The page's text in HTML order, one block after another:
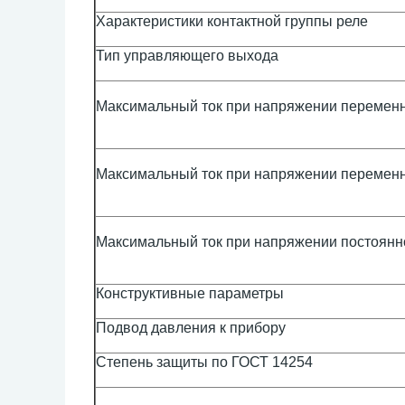
Характеристики контактной группы реле
Тип управляющего выхода
Максимальный ток при напряжении
Максимальный ток при напряжении
Максимальный ток при напряжении
Конструктивные параметры
Подвод давления к прибору
Степень защиты по ГОСТ 14254